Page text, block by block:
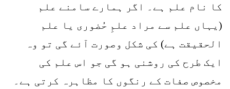
کا نام علم ہے۔ اگر ہمارے سامنے علم
(یہاں علم سے مراد علمِ حُضوری یا علم
الحقیقت ہے) کی شکل وصورت آئے گی تو وہ
ایک طرح کی روشنی ہو گی جو اس علم کی
مخصوص صفات کے رنگوں کا مظاہرہ کرتی ہے۔